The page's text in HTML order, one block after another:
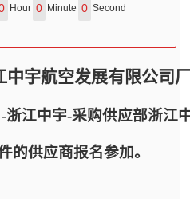
Hour 0 Minute 0 Second
中宇航空发展有限公司
浙江中宇-采购供应部浙江
的供应商报名参加。